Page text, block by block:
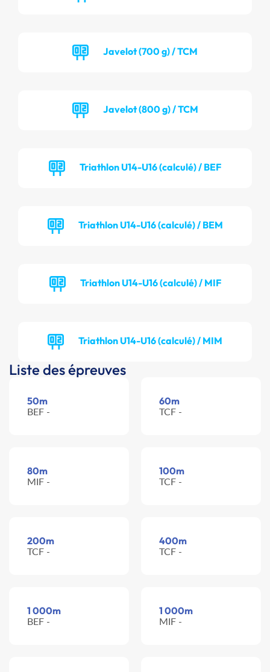
Javelot (700 g) / TCM
Javelot (800 g) / TCM
Triathlon U14-U16 (calculé) / BEF
Triathlon U14-U16 (calculé) / BEM
Triathlon U14-U16 (calculé) / MIF
Triathlon U14-U16 (calculé) / MIM
Liste des épreuves
50m
BEF -
60m
TCF -
80m
MIF -
100m
TCF -
200m
TCF -
400m
TCF -
1 000m
BEF -
1 000m
MIF -